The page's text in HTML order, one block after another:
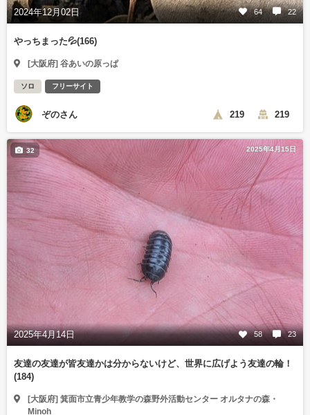
2024年12月02日 64 22
やっちまった💦(166)
[大阪府] 谷あいの原っぱ
ソロ フリーサイト
ぞのさん 219 219
2025年4月15日
2025年4月14日 58 23
32
友達の友達が皆友達かは分からないけど、世界に広げよう友達の輪！
(184)
[大阪府] 箕面市立青少年教学の森野外活動センター オルタナの森・
Minoh